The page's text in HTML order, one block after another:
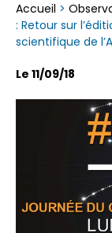
Accueil >
: Retour sur
scientifique de
Le 11/09/18